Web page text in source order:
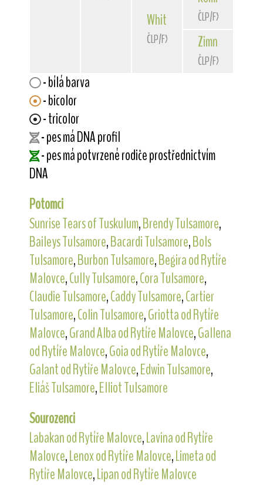
White Orchidod Rytíře
ČLP/FXH/32225
ČLP/FXH/30858
Zimní záře
ČLP/FXH/30217
- bílá barva
- bicolor
- tricolor
- pes má DNA profil
- pes má potvrzené rodiče prostřednictvím
DNA
Potomci
Sunrise Tears of Tuskulum,Brendy Tulsamore,
Baileys Tulsamore,Bacardi Tulsamore,Bols
Tulsamore,Burbon Tulsamore,Begira od Rytíře
Malovce,Cully Tulsamore,Cora Tulsamore,
Claudie Tulsamore,Caddy Tulsamore,Cartier
Tulsamore,Colin Tulsamore,Griotta od Rytíře
Malovce,Grand Alba od Rytíře Malovce,Gallena
od Rytíře Malovce,Goia od Rytíře Malovce,
Galant od Rytíře Malovce,Edwin Tulsamore,
Eliáš Tulsamore,Elliot Tulsamore
Sourozenci
Labakan od Rytíře Malovce,Lavina od Rytíře
Malovce,Lenox od Rytíře Malovce,Limeta od
Rytíře Malovce,Lipan od Rytíře Malovce